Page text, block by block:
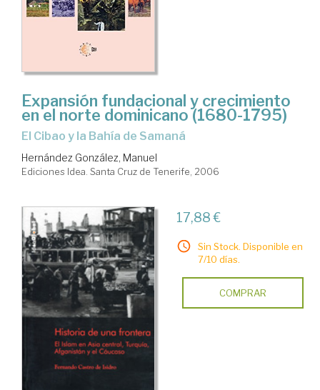
Expansión fundacional y crecimiento
en el norte dominicano (1680-1795)
El Cibao y la Bahía de Samaná
Hernández González, Manuel
Ediciones Idea. Santa Cruz de Tenerife, 2006
17,88 €
Sin Stock. Disponible en
7/10 días.
COMPRAR